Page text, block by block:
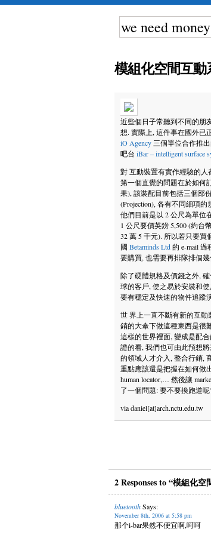
模組化空間互動
近些個日子常聽到不同的朋
想. 實際上, 這件事在國外已
iO Agency 三個單位合作推
吧台 iBar – intelligent surface
對 互動裝置有實作經驗的
第一個直覺的問題在於如何
果), 該裝配目前包括三個部
(Projection), 各有不同細項
他們目前是以 2 公尺為單位
1 公尺要價英鎊 5,500 (約台
32 萬 5 千元). 所以若只要買
國 Betaminds Ltd的 e-mail
要購買, 也需要再排隊排個
除了硬體規格及價錢之外,
球的客戶, 使之易於安裝和
要有穩定及快速的物件追蹤
世 界上一直不斷有新的互
銷的大傘下做這種東西是很
這樣的世界裡面, 變成是配
證的看, 我們也可由此預想
的領域人才介入, 整合行銷,
重點應該還是把握在如何做
human locator,… 然後讓
了一個問題: 要不要換跑道呢
via daniel[at]arch.nctu.edu.tw
2 Responses to “模組化
bluetoothSays:
November 8th, 2006 at 5:58 pm
那个i-bar果然不便宜啊,呵呵